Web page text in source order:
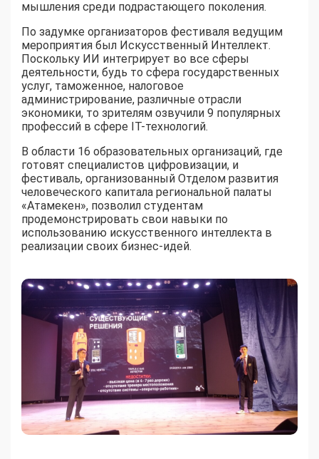
мышления среди подрастающего поколения.
По задумке организаторов фестиваля ведущим
мероприятия был Искусственный Интеллект.
Поскольку ИИ интегрирует во все сферы
деятельности, будь то сфера государственных
услуг, таможенное, налоговое
администрирование, различные отрасли
экономики, то зрителям озвучили 9 популярных
профессий в сфере IT-технологий.
В области 16 образовательных организаций, где
готовят специалистов цифровизации, и
фестиваль, организованный Отделом развития
человеческого капитала региональной палаты
«Атамекен», позволил студентам
продемонстрировать свои навыки по
использованию искусственного интеллекта в
реализации своих бизнес-идей.